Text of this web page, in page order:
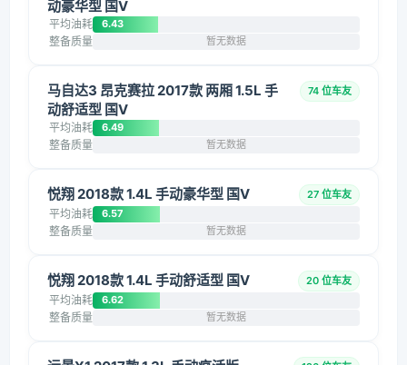
动豪华型 国V
平均油耗 6.43
整备质量 暂无数据
马自达3 昂克赛拉 2017款 两厢 1.5L 手
动舒适型 国V
74 位车友
平均油耗 6.49
整备质量 暂无数据
悦翔 2018款 1.4L 手动豪华型 国V 27 位车友
平均油耗 6.57
整备质量 暂无数据
悦翔 2018款 1.4L 手动舒适型 国V 20 位车友
平均油耗 6.62
整备质量 暂无数据